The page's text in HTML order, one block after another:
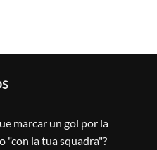
marcar un gol por la
"con la tua squadra"?